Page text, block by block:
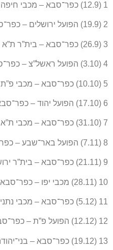
1 (12.9) כפר־סבא – מכבי חיפה 0:1 (יאני 64)
2 (19.9) הפועל ירושלים – כפר־סבא 0:2
3 (26.9) כפר־סבא – בית”ר ת”א 1:1 (מימוני 43)
4 (3.10) הפועל ראשל”צ – כפר־סבא 1:2 (יאני 61)
5 (10.10) כפר־סבא – מכבי פ”ת 0:0
6 (17.10) הפועל יהוד – כפר־סבא 0:0
7 (31.10) כפר־סבא – מכבי ת”א 1:2 (יאני 5, סיימון 27)
8 (7.11) הפועל באר־שבע – כפר־סבא 1:3 (שלמה ויצמן 63)
9 (21.11) כפר־סבא – בית”ר ירושלים 0:1 (סיימון 74)
10 (28.11) מכבי יפו – כפר־סבא 1:1 (יאני 58)
11 (5.12) כפר־סבא – מכבי נתניה 1:2 (פוגל 67, יאני 79)
12 (12.12) הפועל פ”ת – כפר־סבא 2:1 (רביבו 11, פוגל 44)
13 (19.12) כפר־סבא – בני־יהודה 0:2 (יאני 37, עצמי – יזהר נוז’יק 77)